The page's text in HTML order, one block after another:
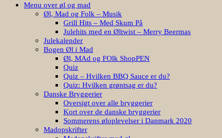
Menu over øl og mad
Øl, Mad og Folk – Musik
Grill Hits – Med Skum På
Julehits med en Øltwist – Merry Beermas
Julekalender
Bogen Øl i Mad
Øl, MAd og FOlk ShopPEN
Quiz
Quiz – Hvilken BBQ Sauce er du?
Quiz: Hvilken grøntsag er du?
Danske Bryggerier
Oversigt over alle bryggerier
Kort over de danske bryggerier
Sommerens øloplevelser i Danmark 2020
Madopskrifter